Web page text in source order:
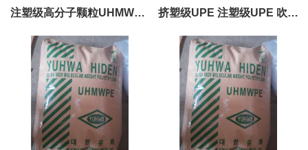
注塑级高分子颗粒UHMWPE
2500 350万分子量 高耐磨 耐
化学
挤塑级UPE 注塑级UPE 吹塑
级UPE高分子材料UHMWPE